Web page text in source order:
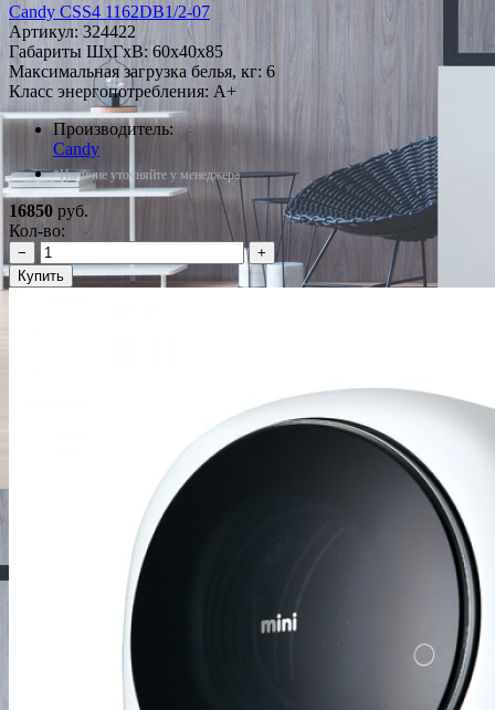
Candy CSS4 1162DB1/2-07
Артикул: 324422
Габариты ШxГxВ: 60x40x85
Максимальная загрузка белья, кг: 6
Класс энергопотребления: A+
Производитель:
Candy
*Наличие уточняйте у менеджера
16850 руб.
Кол-во:
−
+
Купить